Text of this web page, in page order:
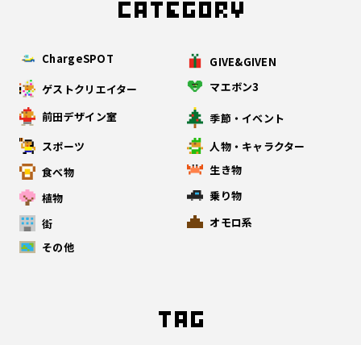
ChargeSPOT
GIVE&GIVEN
ゲストクリエイター
マエボン3
前田デザイン室
季節・イベント
スポーツ
人物・キャラクター
食べ物
生き物
植物
乗り物
街
オモロ系
その他